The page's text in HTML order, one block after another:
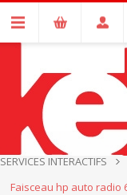
SERVICES INTERACTIFS
Faisceau hp auto radio